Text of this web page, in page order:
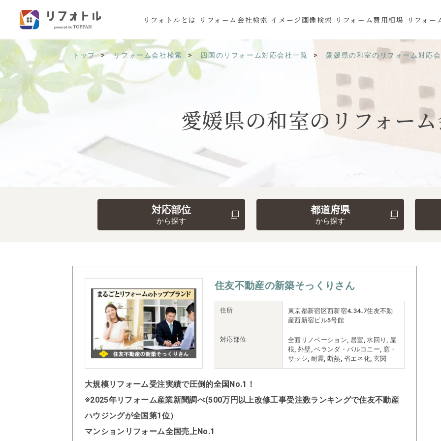
リフォトルとは リフォーム会社検索 イメージ画像検索 リフォーム費用相場 リフォー
トップ リフォーム会社検索 四国のリフォーム対応会社一覧 愛媛県の和室のリフォーム対応
愛媛県の和室の リフォー
対応部位
から探す
都道府県
から探す
住友不動産の新築そっくりさん
住所
東京都新宿区西新宿4₋34₋7住友不動
産西新宿ビル5号館
対応部位
全面リノベーション, 居室, 水回り, 屋
根, 外壁, ベランダ・バルコニー, 窓・
サッシ, 耐震, 断熱, 省エネ化, 玄関
大規模リフォーム受注実績で圧倒的全国No.1！
※2025年リフォーム産業新聞調べ(500万円以上改修工事受注数ランキングで住友不動産
ハウジングが全国第1位）
マンションリフォーム全国売上No.1